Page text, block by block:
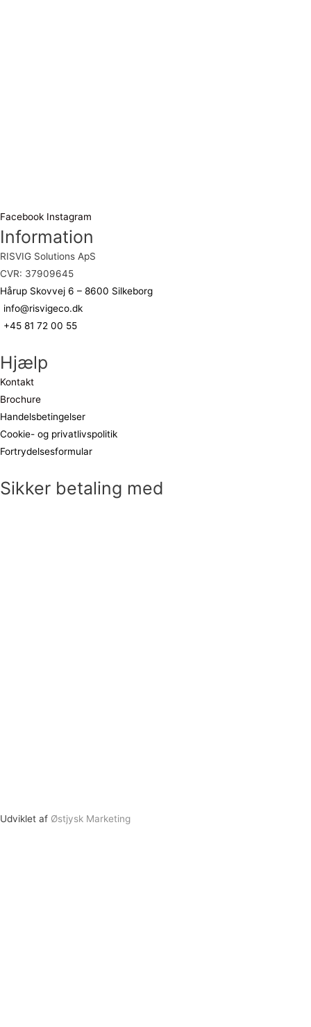
Facebook Instagram
Information
RISVIG Solutions ApS
CVR: 37909645
Hårup Skovvej 6 – 8600 Silkeborg
info@risvigeco.dk
+45 81 72 00 55
Hjælp
Kontakt
Brochure
Handelsbetingelser
Cookie- og privatlivspolitik
Fortrydelsesformular
Sikker betaling med
Udviklet af Østjysk Marketing